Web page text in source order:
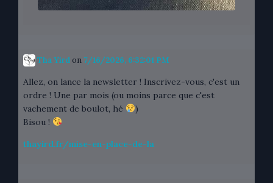
Tha Yird on 7/16/2026, 6:32:01 PM
Allez, on lance la newsletter ! Inscrivez-vous, c'est un
ordre ! Une par mois (ou moins parce que c'est
vachement de boulot, hé
)
Bisou !
thayird.fr/mise-en-place-de-la